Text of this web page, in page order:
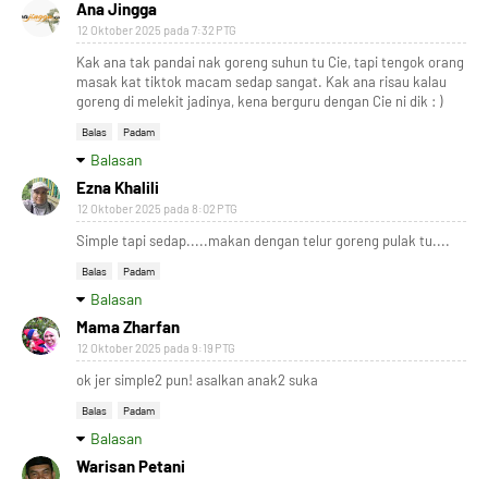
Ana Jingga
12 Oktober 2025 pada 7:32 PTG
Kak ana tak pandai nak goreng suhun tu Cie, tapi tengok orang
masak kat tiktok macam sedap sangat. Kak ana risau kalau
goreng di melekit jadinya, kena berguru dengan Cie ni dik : )
Balas Padam
Balasan
Ezna Khalili
12 Oktober 2025 pada 8:02 PTG
Simple tapi sedap.....makan dengan telur goreng pulak tu....
Balas Padam
Balasan
Mama Zharfan
12 Oktober 2025 pada 9:19 PTG
ok jer simple2 pun! asalkan anak2 suka
Balas Padam
Balasan
Warisan Petani